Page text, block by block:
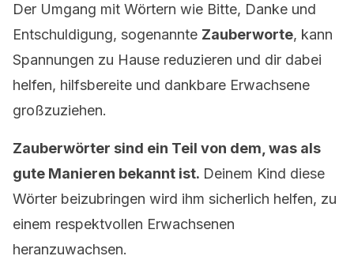
Der Umgang mit Wörtern wie Bitte, Danke und
Entschuldigung, sogenannte Zauberworte, kann
Spannungen zu Hause reduzieren und dir dabei
helfen, hilfsbereite und dankbare Erwachsene
großzuziehen.
Zauberwörter sind ein Teil von dem, was als
gute Manieren bekannt ist. Deinem Kind diese
Wörter beizubringen wird ihm sicherlich helfen, zu
einem respektvollen Erwachsenen
heranzuwachsen.